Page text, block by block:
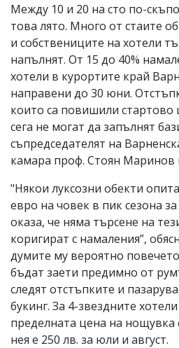
откриете
обиден
за
коментар,
моля
сигнализирайте
Между 10 и 20 на сто по-
това лято. Много от стаите
и собствениците на хотели
напълнят. От 15 до 40%
хотели в курортите край
направени до 30 юни.
които са повишили стартово
сега не могат да запълнят
съпредседателят на
камара проф. Стоян Маринов
"Някои луксозни обекти
евро на човек в пик сезона
оказа, че няма търсене на
коригират с намаления”,
думите му вероятно
бъдат заети предимно от
следят отстъпките и
букинг. За 4-звездните
пределната цена на нощувка
нея е 250 лв. за юли и август.